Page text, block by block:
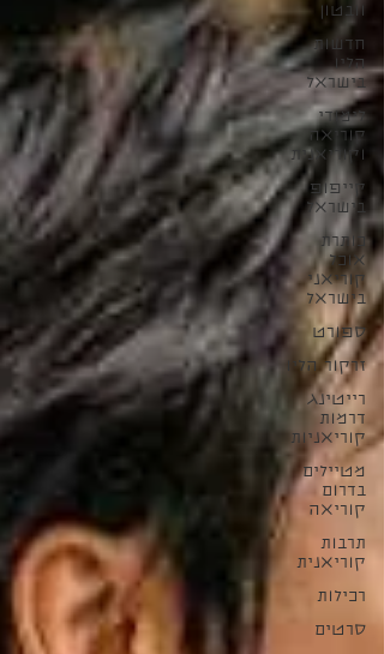
וובטון
חדשות
הליו
בישראל
לימודי
קוריאה
וקוריאנית
קייפופ
בישראל
כותרת
אוכל
קוריאני
בישראל
ספורט
זרקור הליו
רייטינג
דרמות
קוריאניות
מטיילים
בדרום
קוריאה
תרבות
קוריאנית
רכילות
סרטים